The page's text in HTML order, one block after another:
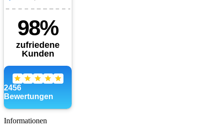
Informationen